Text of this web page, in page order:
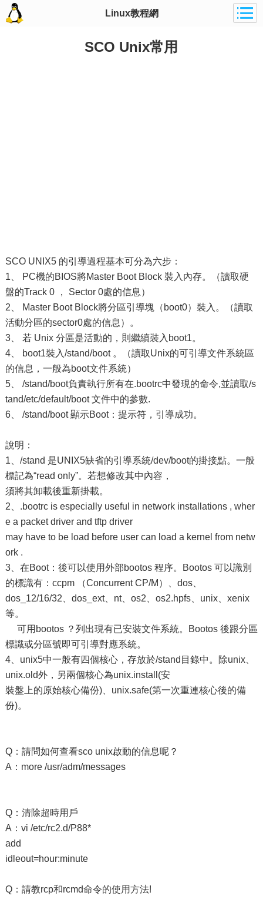
Linux教程網
SCO Unix常用
SCO UNIX5 的引導過程基本可分為六步：
1、 PC機的BIOS將Master Boot Block 裝入內存。（讀取硬
盤的Track 0 ， Sector 0處的信息）
2、 Master Boot Block將分區引導塊（boot0）裝入。（讀取
活動分區的sector0處的信息）。
3、 若 Unix 分區是活動的，則繼續裝入boot1。
4、 boot1裝入/stand/boot 。（讀取Unix的可引導文件系統區
的信息，一般為boot文件系統）
5、 /stand/boot負責執行所有在.bootrc中發現的命令,並讀取/s
tand/etc/default/boot 文件中的參數.
6、 /stand/boot 顯示Boot：提示符，引導成功。
說明：
1、/stand 是UNIX5缺省的引導系統/dev/boot的掛接點。一般
標記為“read only”。若想修改其中內容，
須將其卸載後重新掛載。
2、.bootrc is especially useful in network installations , wher
e a packet driver and tftp driver
may have to be load before user can load a kernel from netw
ork .
3、在Boot：後可以使用外部bootos 程序。Bootos 可以識別
的標識有：ccpm （Concurrent CP/M）、dos、
dos_12/16/32、dos_ext、nt、os2、os2.hpfs、unix、xenix
等。
可用bootos ？列出現有已安裝文件系統。Bootos 後跟分區
標識或分區號即可引導對應系統。
4、unix5中一般有四個核心，存放於/stand目錄中。除unix、
unix.old外，另兩個核心為unix.install(安
裝盤上的原始核心備份)、unix.safe(第一次重連核心後的備
份)。
Q：請問如何查看sco unix啟動的信息呢？
A：more /usr/adm/messages
Q：清除超時用戶
A：vi /etc/rc2.d/P88*
add
idleout=hour:minute
Q：請教rcp和rcmd命令的使用方法!